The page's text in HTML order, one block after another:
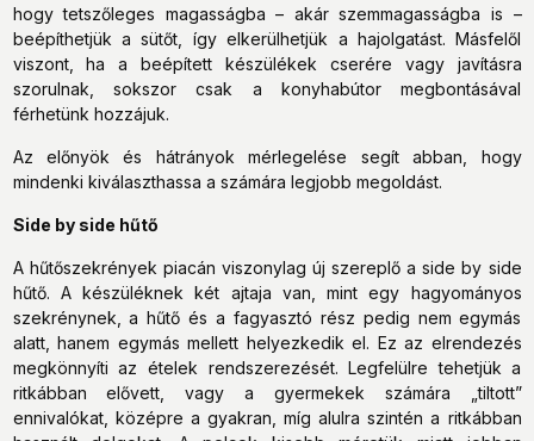
hogy tetszőleges magasságba – akár szemmagasságba is –
beépíthetjük a sütőt, így elkerülhetjük a hajolgatást. Másfelől
viszont, ha a beépített készülékek cserére vagy javításra
szorulnak, sokszor csak a konyhabútor megbontásával
férhetünk hozzájuk.
Az előnyök és hátrányok mérlegelése segít abban, hogy
mindenki kiválaszthassa a számára legjobb megoldást.
Side by side hűtő
A hűtőszekrények piacán viszonylag új szereplő a side by side
hűtő. A készüléknek két ajtaja van, mint egy hagyományos
szekrénynek, a hűtő és a fagyasztó rész pedig nem egymás
alatt, hanem egymás mellett helyezkedik el. Ez az elrendezés
megkönnyíti az ételek rendszerezését. Legfelülre tehetjük a
ritkábban elővett, vagy a gyermekek számára „tiltott”
ennivalókat, középre a gyakran, míg alulra szintén a ritkábban